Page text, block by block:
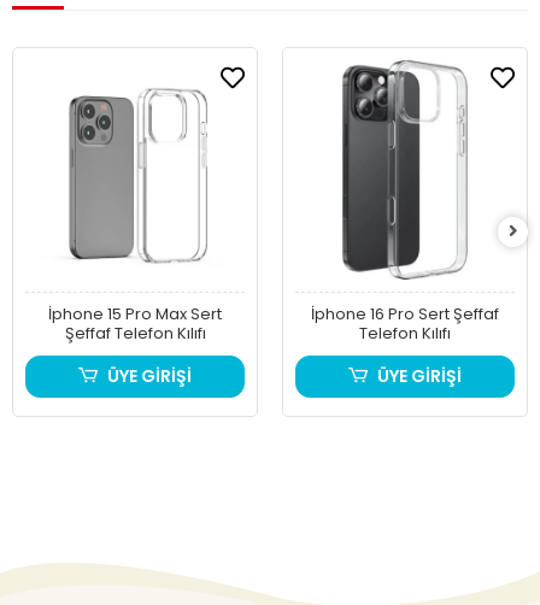
İphone 15 Pro Max Sert
Şeffaf Telefon Kılıfı
ÜYE GİRİŞİ
İphone 16 Pro Sert Şeffaf
Telefon Kılıfı
ÜYE GİRİŞİ